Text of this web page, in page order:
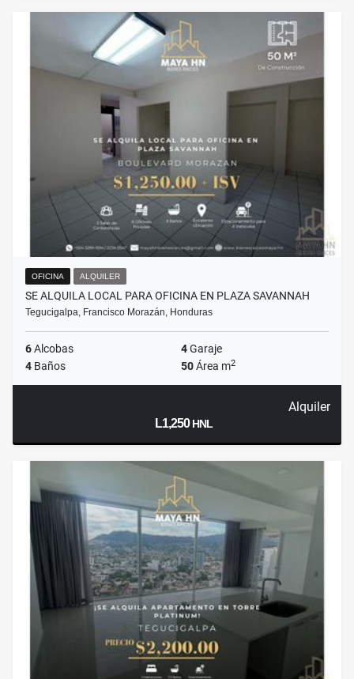
OFICINA ALQUILER
SE ALQUILA LOCAL PARA OFICINA EN PLAZA SAVANNAH
Tegucigalpa, Francisco Morazán, Honduras
6Alcobas 4Garaje
4 Baños 50Área m2
Alquiler
L1,250HNL